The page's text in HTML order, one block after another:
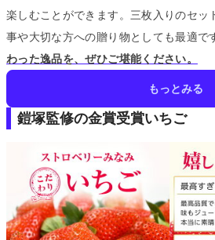
楽しむことができます。 三枚入りのセッ
事や大切な方への贈り物としても最適で
わった逸品を、ぜひご堪能ください。
もっとみる
鎧塚監修の金賞受賞いちご